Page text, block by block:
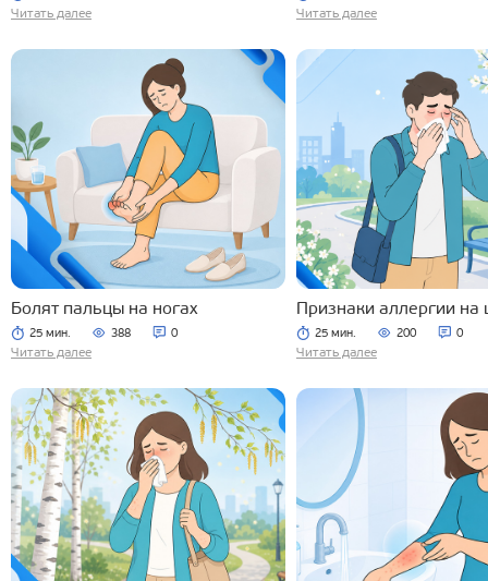
Читать далее Читать далее
Болят пальцы на ногах
25 мин. 388 0
Читать далее
Признаки аллергии на
25 мин. 200 0
Читать далее